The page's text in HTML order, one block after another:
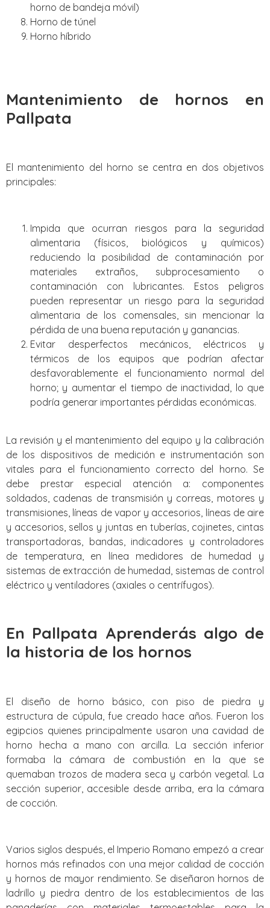
horno de bandeja móvil)
Horno de túnel
Horno híbrido
Mantenimiento de hornos en
Pallpata
El mantenimiento del horno se centra en dos objetivos
principales:
Impida que ocurran riesgos para la seguridad
alimentaria (físicos, biológicos y químicos)
reduciendo la posibilidad de contaminación por
materiales extraños, subprocesamiento o
contaminación con lubricantes. Estos peligros
pueden representar un riesgo para la seguridad
alimentaria de los comensales, sin mencionar la
pérdida de una buena reputación y ganancias.
Evitar desperfectos mecánicos, eléctricos y
térmicos de los equipos que podrían afectar
desfavorablemente el funcionamiento normal del
horno; y aumentar el tiempo de inactividad, lo que
podría generar importantes pérdidas económicas.
La revisión y el mantenimiento del equipo y la calibración
de los dispositivos de medición e instrumentación son
vitales para el funcionamiento correcto del horno. Se
debe prestar especial atención a: componentes
soldados, cadenas de transmisión y correas, motores y
transmisiones, líneas de vapor y accesorios, líneas de aire
y accesorios, sellos y juntas en tuberías, cojinetes, cintas
transportadoras, bandas, indicadores y controladores
de temperatura, en línea medidores de humedad y
sistemas de extracción de humedad, sistemas de control
eléctrico y ventiladores (axiales o centrífugos).
En Pallpata Aprenderás algo de
la historia de los hornos
El diseño de horno básico, con piso de piedra y
estructura de cúpula, fue creado hace años. Fueron los
egipcios quienes principalmente usaron una cavidad de
horno hecha a mano con arcilla. La sección inferior
formaba la cámara de combustión en la que se
quemaban trozos de madera seca y carbón vegetal. La
sección superior, accesible desde arriba, era la cámara
de cocción.
Varios siglos después, el Imperio Romano empezó a crear
hornos más refinados con una mejor calidad de cocción
y hornos de mayor rendimiento. Se diseñaron hornos de
ladrillo y piedra dentro de los establecimientos de las